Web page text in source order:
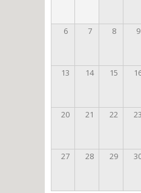
6 7 8 9
13 14 15
20 21 22 23
27 28 29